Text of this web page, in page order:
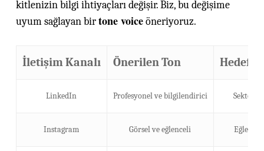
kitlenizin bilgi ihtiyaçları değişir. Biz, bu değişime
uyum sağlayan birtone voiceöneriyoruz.
İletişim Kanalı Önerilen Ton Hedef
LinkedIn Profesyonel ve bilgilendirici Sektör
Instagram Görsel ve eğlenceli Eğlence